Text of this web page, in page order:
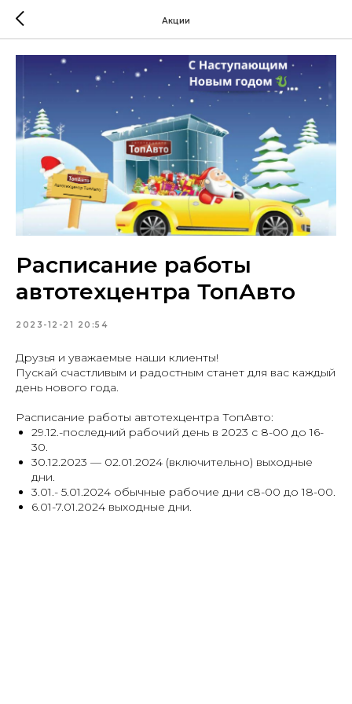
Акции
Расписание работы
автотехцентра ТопАвто
2023-12-21 20:54
Друзья и уважаемые наши клиенты!
Пускай счастливым и радостным станет для вас каждый
день нового года.
Расписание работы автотехцентра ТопАвто:
29.12.-последний рабочий день в 2023 с 8-00 до 16-
30.
30.12.2023 — 02.01.2024 (включительно) выходные
дни.
3.01.- 5.01.2024 обычные рабочие дни с8-00 до 18-00.
6.01-7.01.2024 выходные дни.